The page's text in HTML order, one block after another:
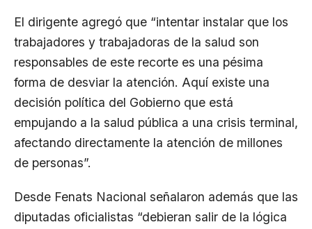
El dirigente agregó que “intentar instalar que los
trabajadores y trabajadoras de la salud son
responsables de este recorte es una pésima
forma de desviar la atención. Aquí existe una
decisión política del Gobierno que está
empujando a la salud pública a una crisis terminal,
afectando directamente la atención de millones
de personas”.
Desde Fenats Nacional señalaron además que las
diputadas oficialistas “debieran salir de la lógica